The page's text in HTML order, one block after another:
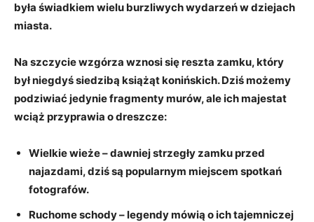
była‍ świadkiem wielu burzliwych wydarzeń w dziejach
miasta.
Na szczycie wzgórza wznosi się⁣ reszta zamku, który
był niegdyś siedzibą​ książąt konińskich. ⁤Dziś możemy
podziwiać jedynie ⁣fragmenty murów, ale ich majestat
wciąż⁤ przyprawia o dreszcze:
Wielkie wieże– dawniej strzegły zamku przed‍
najazdami, dziś są popularnym miejscem spotkań
‍fotografów.
Ruchome schody– legendy ​mówią o ich⁢ tajemniczej